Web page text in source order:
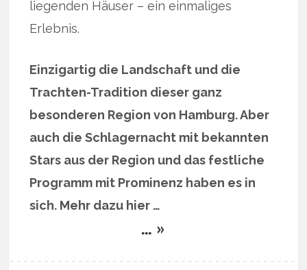
liegenden Häuser – ein einmaliges
Erlebnis.
Einzigartig die Landschaft und die
Trachten-Tradition dieser ganz
besonderen Region von Hamburg. Aber
auch die Schlagernacht mit bekannten
Stars aus der Region und das festliche
Programm mit Prominenz haben es in
sich. Mehr dazu hier …
… »